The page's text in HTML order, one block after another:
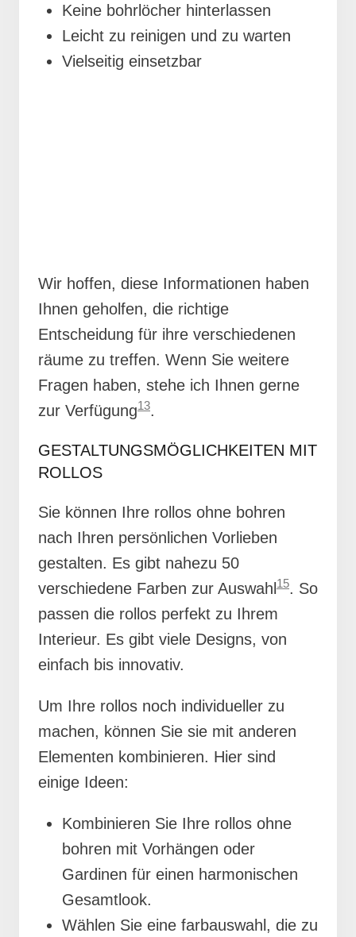
Keine bohrlöcher hinterlassen
Leicht zu reinigen und zu warten
Vielseitig einsetzbar
Wir hoffen, diese Informationen haben
Ihnen geholfen, die richtige
Entscheidung für ihre verschiedenen
räume zu treffen. Wenn Sie weitere
Fragen haben, stehe ich Ihnen gerne
zur Verfügung13.
GESTALTUNGSMÖGLICHKEITEN MIT
ROLLOS
Sie können Ihre rollos ohne bohren
nach Ihren persönlichen Vorlieben
gestalten. Es gibt nahezu 50
verschiedene Farben zur Auswahl 15. So
passen die rollos perfekt zu Ihrem
Interieur. Es gibt viele Designs, von
einfach bis innovativ.
Um Ihre rollos noch individueller zu
machen, können Sie sie mit anderen
Elementen kombinieren. Hier sind
einige Ideen:
Kombinieren Sie Ihre rollos ohne
bohren mit Vorhängen oder
Gardinen für einen harmonischen
Gesamtlook.
Wählen Sie eine farbauswahl, die zu